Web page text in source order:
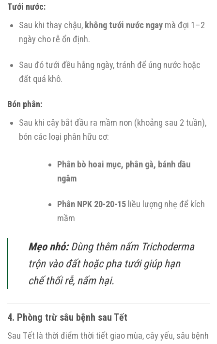
Tưới nước:
Sau khi thay chậu, không tưới nước ngaymà đợi 1–2
ngày cho rễ ổn định.
Sau đó tưới đều hằng ngày, tránh để úng nước hoặc
đất quá khô.
Bón phân:
Sau khi cây bắt đầu ra mầm non (khoảng sau 2 tuần),
bón các loại phân hữu cơ:
Phân bò hoai mục, phân gà, bánh dầu
ngâm
Phân NPK 20-20-15 liều lượng nhẹ để kích
mầm
Mẹo nhỏ:Dùng thêm nấm Trichoderma
trộn vào đất hoặc pha tưới giúp hạn
chế thối rễ, nấm hại.
4. Phòng trừ sâu bệnh sau Tết
Sau Tết là thời điểm thời tiết giao mùa, cây yếu, sâu bệnh